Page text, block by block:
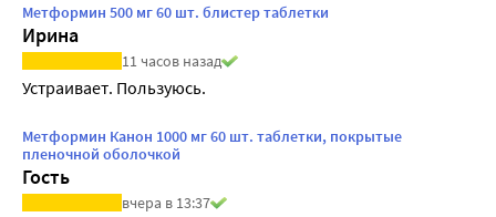
Метформин 500 мг 60 шт. блистер таблетки
Ирина
11 часов назад
Устраивает. Пользуюсь.
Метформин Канон 1000 мг 60 шт. таблетки, покрытые
пленочной оболочкой
Гость
вчера в 13:37